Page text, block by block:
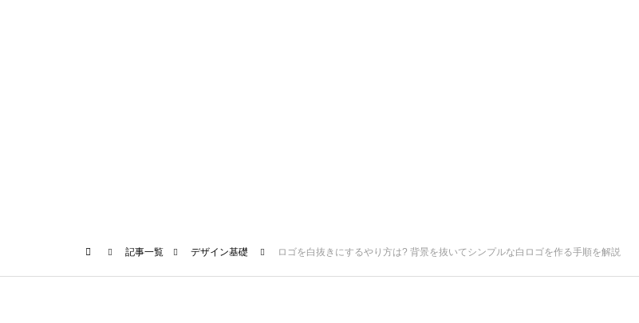
記事一覧 デザイン基礎 ロゴを白抜きにするやり方は? 背景を抜いてシンプルな白ロゴを作る手順を解説